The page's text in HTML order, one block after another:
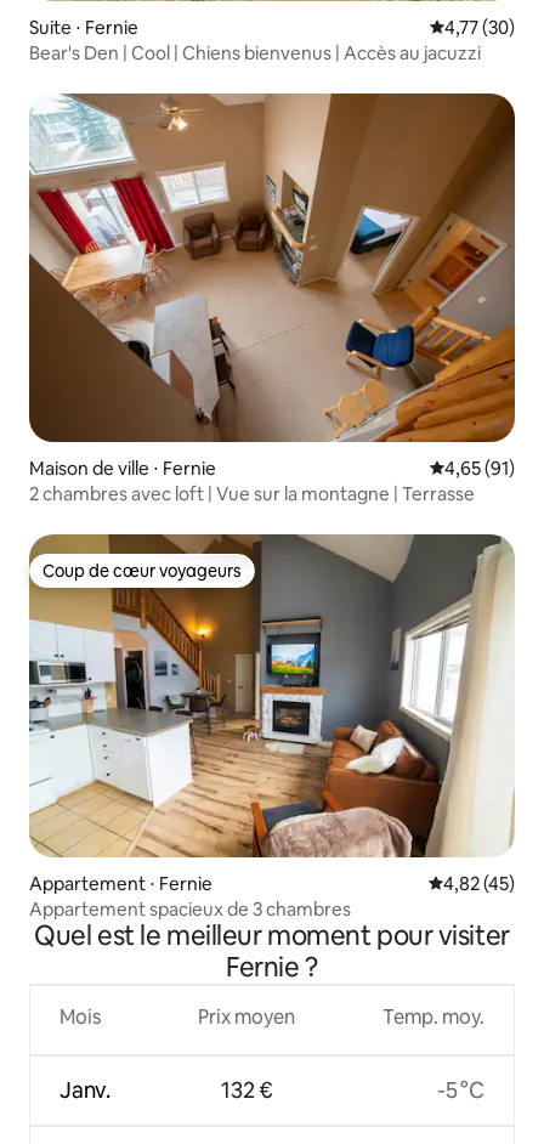
Suite ⋅ Fernie Évaluation
4,77 (30)
Bear's Den | Cool | Chiens bienvenus | Accès au jacuzzi
Maison de ville ⋅ Fernie Évaluation
4,65 (91)
2 chambres avec loft | Vue sur la montagne | Terrasse
Coup de cœur voyageurs
Coup de cœur voyageurs
Appartement ⋅ Fernie Évaluation
4,82 (45)
Appartement spacieux de 3 chambres
Quel est le meilleur moment pour visiter
Fernie ?
Mois
Janv.
Prix moyen
132 €
Temp. moy.
-5 °C